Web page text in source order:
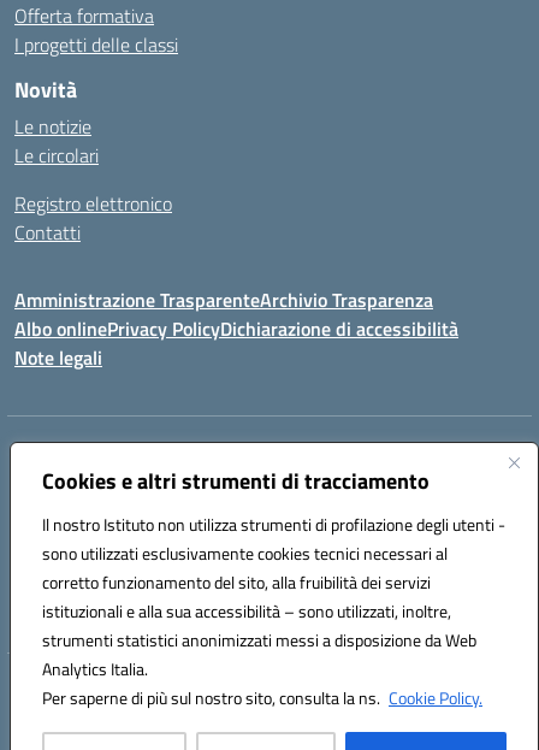
Cookies e altri strumenti di tracciamento
Il nostro Istituto non utilizza strumenti di profilazione degli utenti -
sono utilizzati esclusivamente cookies tecnici necessari al
corretto funzionamento del sito, alla fruibilità dei servizi
istituzionali e alla sua accessibilità – sono utilizzati, inoltre,
strumenti statistici anonimizzati messi a disposizione da Web
Analytics Italia.
Per saperne di più sul nostro sito, consulta la ns. Cookie Policy.
Offerta formativa
I progetti delle classi
Novità
Le notizie
Le circolari
Registro elettronico
Contatti
Amministrazione TrasparenteArchivio Trasparenza
Albo onlinePrivacy PolicyDichiarazione di accessibilità
Note legali
Indirizzo:
Centralino:096721161 Email:czic869004@istruzione.it
Codice fiscale: 84000710792
Codice meccanografico:
CZIC869004
Codice unico di fatturazione (CUF): UFKGA0
Hosting & Powered by 3D Solution S.r.l.
Concept & Design by Designers Italia